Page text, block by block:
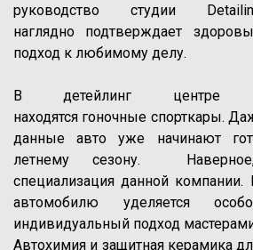
руководство студии
наглядно подтверждает
подход к любимому делу.
В детейлинг центре
находятся гоночные спорткары.
данные авто уже начинают
летнему сезону.
специализация данной
автомобилю уделяется
индивидуальный подход
Автохимия и защитная керамика